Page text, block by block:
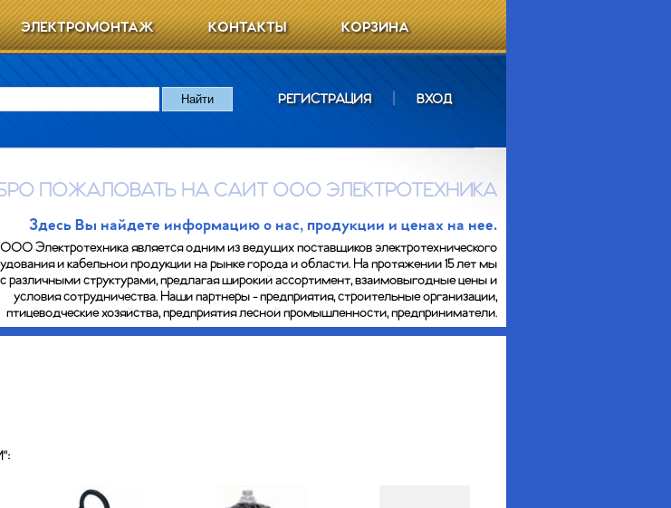
ЭЛЕКТРОМОНТАЖ КОНТАКТЫ КОРЗИНА
РЕГИСТРАЦИЯ ВХОД
ПОЖАЛОВАТЬ НА САЙТ ООО ЭЛЕКТРОТЕХНИКА
Здесь Вы найдете информацию о нас, продукции и ценах на нее.
ООО Электротехника является одним из ведущих поставщиков электротехнического
и кабельной продукции на рынке города и области. На протяжении 15 лет мы
различными структурами, предлагая широкий ассортимент, взаимовыгодные цены и
условия сотрудничества. Наши партнеры - предприятия, строительные организации,
птицеводческие хозяйства, предприятия лесной промышленности, предприниматели.